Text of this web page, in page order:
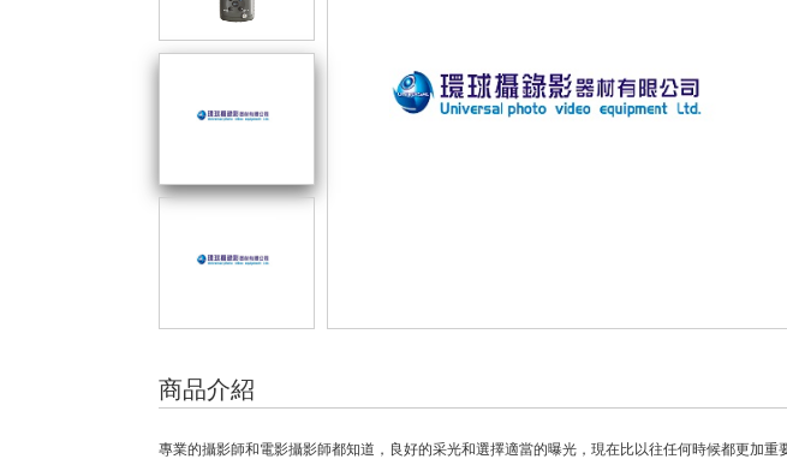
商品介紹
專業的攝影師和電影攝影師都知道，良好的采光和選擇適當的曝光，現在比以往任何時候都更加